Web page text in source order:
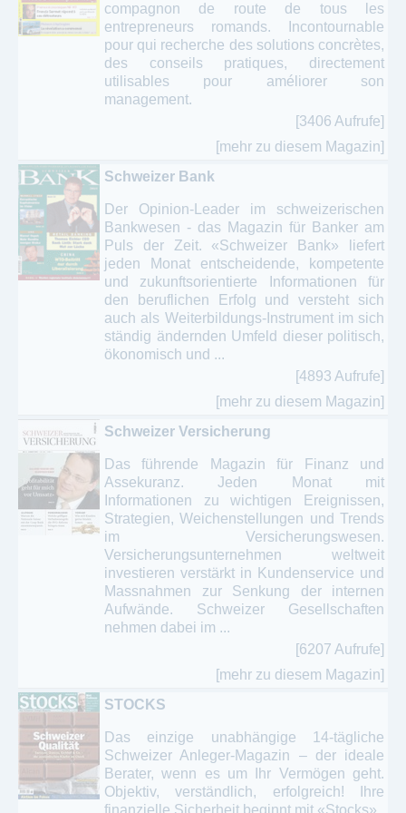
compagnon de route de tous les
entrepreneurs romands. Incontournable
pour qui recherche des solutions concrètes,
des conseils pratiques, directement
utilisables pour améliorer son
management.
[3406 Aufrufe]
[mehr zu diesem Magazin]
Schweizer Bank
Der Opinion-Leader im schweizerischen
Bankwesen - das Magazin für Banker am
Puls der Zeit. «Schweizer Bank» liefert
jeden Monat entscheidende, kompetente
und zukunftsorientierte Informationen für
den beruflichen Erfolg und versteht sich
auch als Weiterbildungs-Instrument im sich
ständig ändernden Umfeld dieser politisch,
ökonomisch und ...
[4893 Aufrufe]
[mehr zu diesem Magazin]
Schweizer Versicherung
Das führende Magazin für Finanz und
Assekuranz. Jeden Monat mit
Informationen zu wichtigen Ereignissen,
Strategien, Weichenstellungen und Trends
im Versicherungswesen.
Versicherungsunternehmen weltweit
investieren verstärkt in Kundenservice und
Massnahmen zur Senkung der internen
Aufwände. Schweizer Gesellschaften
nehmen dabei im ...
[6207 Aufrufe]
[mehr zu diesem Magazin]
STOCKS
Das einzige unabhängige 14-tägliche
Schweizer Anleger-Magazin – der ideale
Berater, wenn es um Ihr Vermögen geht.
Objektiv, verständlich, erfolgreich! Ihre
finanzielle Sicherheit beginnt mit «Stocks».